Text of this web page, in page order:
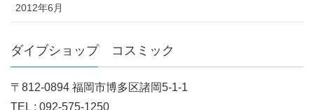
2012年6月
ダイブショップ コスミック
〒812-0894 福岡市博多区諸岡5-1-1
TEL : 092-575-1250